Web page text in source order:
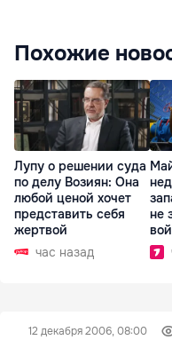
Похожие
Лупу о решении суда
по делу Возиян: Она
любой ценой хочет
представить себя
жертвой
час назад
не
12 декабря 2006, 08:00